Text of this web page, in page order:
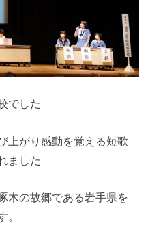
でした
上がり感動を覚える短歌
ました
木の故郷である岩手県を
。